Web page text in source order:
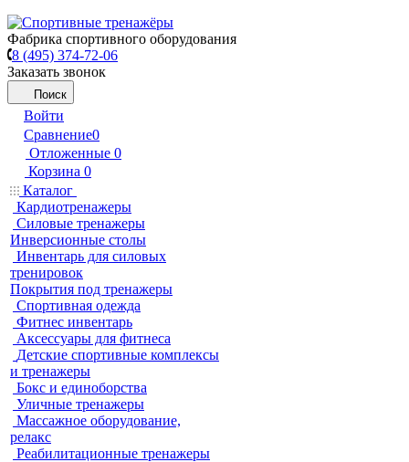
Фабрика спортивного оборудования
8 (495) 374-72-06
Заказать звонок
Поиск
Войти
Сравнение0
Отложенные 0
Корзина 0
Каталог
Кардиотренажеры
Силовые тренажеры
Инверсионные столы
Инвентарь для силовых
тренировок
Покрытия под тренажеры
Спортивная одежда
Фитнес инвентарь
Аксессуары для фитнеса
Детские спортивные комплексы
и тренажеры
Бокс и единоборства
Уличные тренажеры
Массажное оборудование,
релакс
Реабилитационные тренажеры